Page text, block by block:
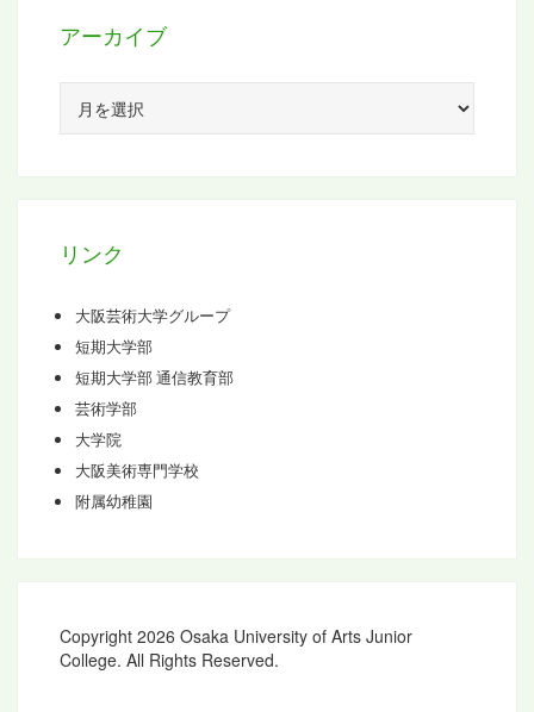
アーカイブ
カ
リンク
大阪芸術大学グループ
短期大学部
短期大学部 通信教育部
芸術学部
大学院
大阪美術専門学校
附属幼稚園
Copyright 2026 Osaka University of Arts Junior
College. All Rights Reserved.